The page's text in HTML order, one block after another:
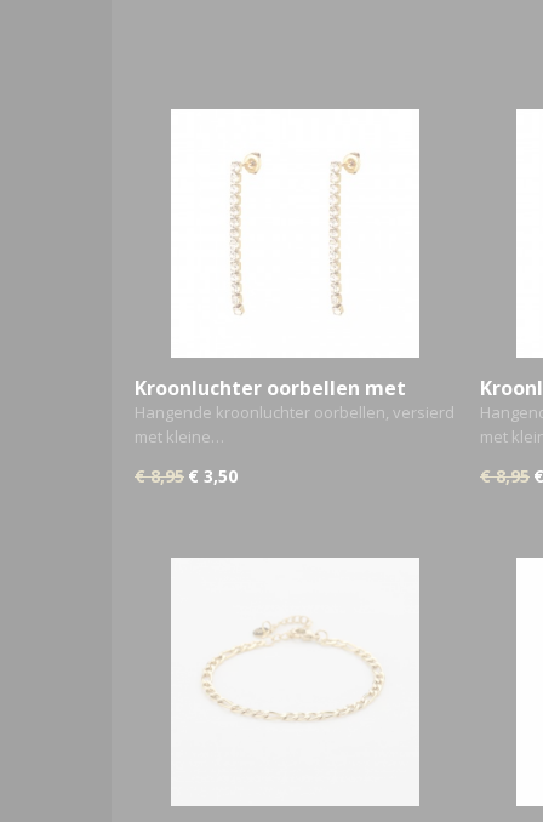
Kroonluchter oorbellen met
strass
Hangende kroonluchter oorbellen, versierd
met kleine…
€ 8,95 € 3,50
strass
met
€ 8,95